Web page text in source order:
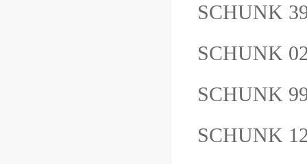
SCHUNK
SCHUNK
SCHUNK
SCHUNK